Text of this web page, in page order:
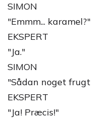
SIMON
"Emmm... karamel?"
EKSPERT
"Ja."
SIMON
"Sådan noget frugt
EKSPERT
"Ja! Præcis!"